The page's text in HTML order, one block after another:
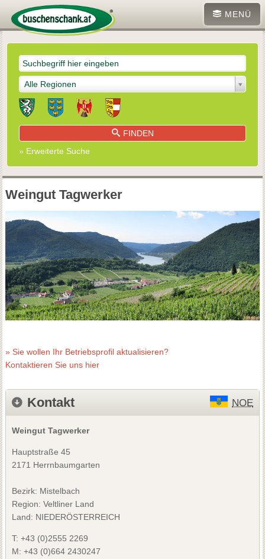
MENÜ
Alle Regionen
FINDEN
» Erweiterte Suche
Weingut Tagwerker
» Sie wollen Ihr Betriebsprofil aktualisieren?
Kontaktieren Sie uns hier
Kontakt NOE
Weingut Tagwerker
Hauptstraße 45
2171 Herrnbaumgarten
Bezirk: Mistelbach
Region: Veltliner Land
Land: NIEDERÖSTERREICH
T: +43 (0)2555 2269
M: +43 (0)664 2430247